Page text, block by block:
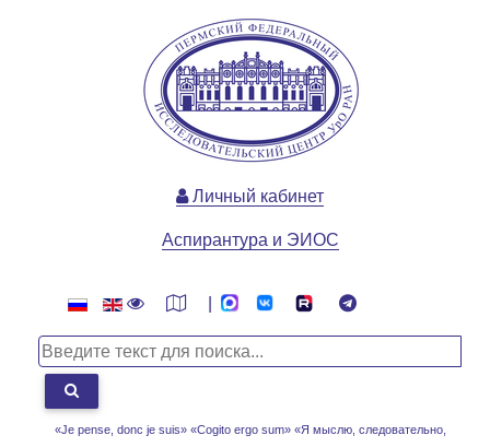
«Je pense, donc je suis» «Cogito ergo sum» «Я мыслю, следовательно,
Личный кабинет
Аспирантура и ЭИОС